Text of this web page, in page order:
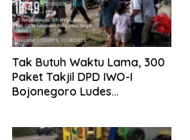
Tak Butuh Waktu Lama, 300
Paket Takjil DPD IWO-I
Bojonegoro Ludes